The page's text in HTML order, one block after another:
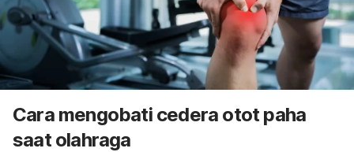
Cara mengobati cedera otot paha
saat olahraga